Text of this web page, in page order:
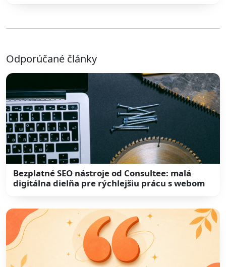
Odporúčané články
Bezplatné SEO nástroje od Consultee: malá
digitálna dielňa pre rýchlejšiu prácu s webom